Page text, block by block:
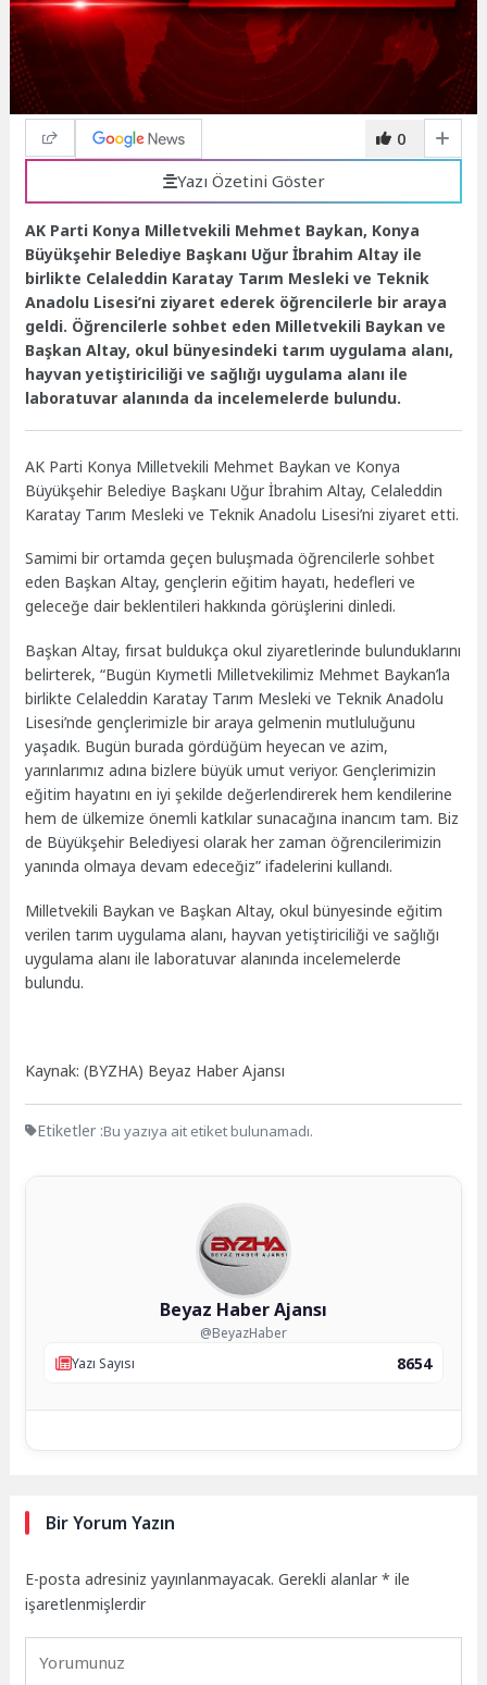
0
Yazı Özetini Göster
AK Parti Konya Milletvekili Mehmet Baykan, Konya
Büyükşehir Belediye Başkanı Uğur İbrahim Altay ile
birlikte Celaleddin Karatay Tarım Mesleki ve Teknik
Anadolu Lisesi’ni ziyaret ederek öğrencilerle bir araya
geldi. Öğrencilerle sohbet eden Milletvekili Baykan ve
Başkan Altay, okul bünyesindeki tarım uygulama alanı,
hayvan yetiştiriciliği ve sağlığı uygulama alanı ile
laboratuvar alanında da incelemelerde bulundu.
AK Parti Konya Milletvekili Mehmet Baykan ve Konya
Büyükşehir Belediye Başkanı Uğur İbrahim Altay, Celaleddin
Karatay Tarım Mesleki ve Teknik Anadolu Lisesi’ni ziyaret etti.
Samimi bir ortamda geçen buluşmada öğrencilerle sohbet
eden Başkan Altay, gençlerin eğitim hayatı, hedefleri ve
geleceğe dair beklentileri hakkında görüşlerini dinledi.
Başkan Altay, fırsat buldukça okul ziyaretlerinde bulunduklarını
belirterek, “Bugün Kıymetli Milletvekilimiz Mehmet Baykan’la
birlikte Celaleddin Karatay Tarım Mesleki ve Teknik Anadolu
Lisesi’nde gençlerimizle bir araya gelmenin mutluluğunu
yaşadık. Bugün burada gördüğüm heyecan ve azim,
yarınlarımız adına bizlere büyük umut veriyor. Gençlerimizin
eğitim hayatını en iyi şekilde değerlendirerek hem kendilerine
hem de ülkemize önemli katkılar sunacağına inancım tam. Biz
de Büyükşehir Belediyesi olarak her zaman öğrencilerimizin
yanında olmaya devam edeceğiz” ifadelerini kullandı.
Milletvekili Baykan ve Başkan Altay, okul bünyesinde eğitim
verilen tarım uygulama alanı, hayvan yetiştiriciliği ve sağlığı
uygulama alanı ile laboratuvar alanında incelemelerde
bulundu.
Kaynak: (BYZHA) Beyaz Haber Ajansı
Etiketler :Bu yazıya ait etiket bulunamadı.
Beyaz Haber Ajansı
@BeyazHaber
Yazı Sayısı
8654
Bir Yorum Yazın
E-posta adresiniz yayınlanmayacak. Gerekli alanlar* ile
işaretlenmişlerdir